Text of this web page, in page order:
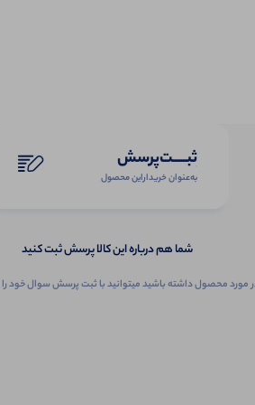
ثبـــــت‌پرسش
به‌عنوان ‌خریدار‌این‌ محصول
شما هم درباره این کالا پرسش ثبت کنید
مورد محصول داشته باشید میتوانید با ثبت پرسش سوال خود را